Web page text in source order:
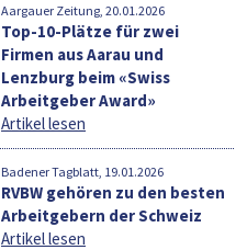
Aargauer Zeitung, 20.01.2026
Top-10-Plätze für zwei
Firmen aus Aarau und
Lenzburg beim «Swiss
Arbeitgeber Award»
Artikel lesen
Badener Tagblatt, 19.01.2026
RVBW gehören zu den besten
Arbeitgebern der Schweiz
Artikel lesen